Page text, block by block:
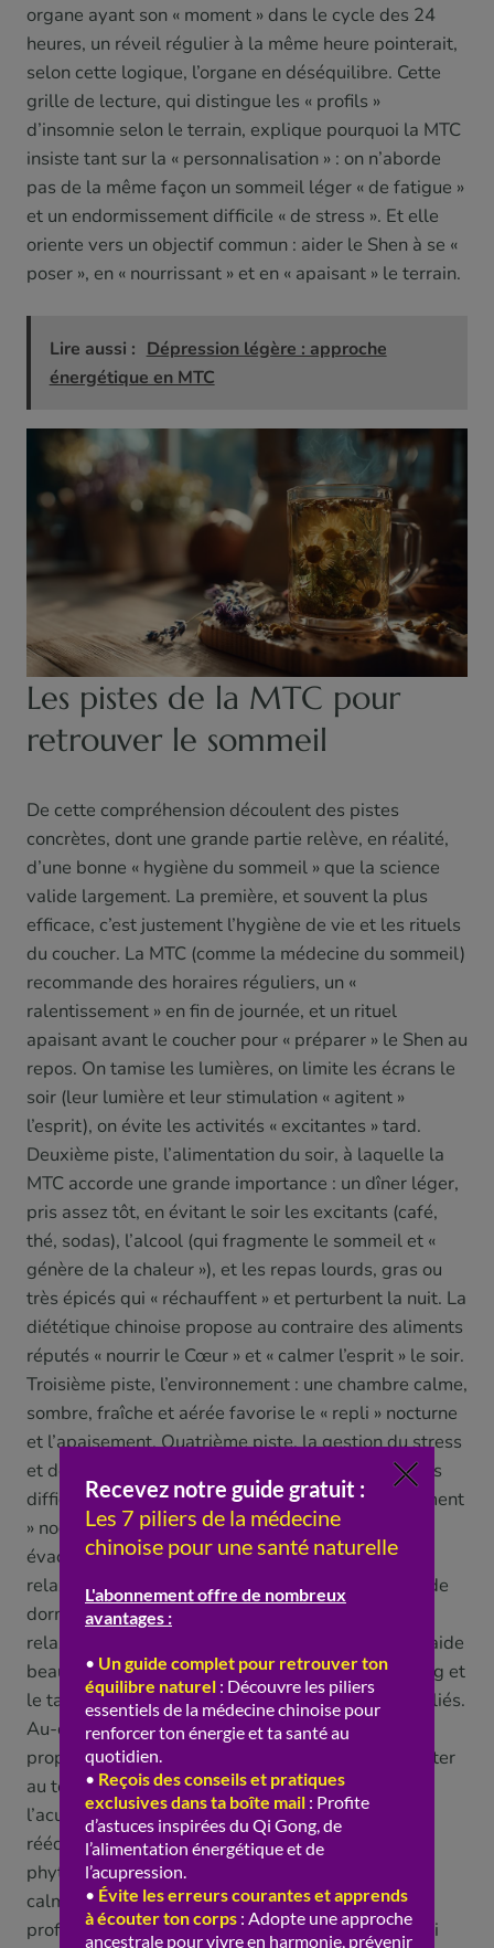
organe ayant son « moment » dans le cycle des 24
heures, un réveil régulier à la même heure pointerait,
selon cette logique, l’organe en déséquilibre. Cette
grille de lecture, qui distingue les « profils »
d’insomnie selon le terrain, explique pourquoi la MTC
insiste tant sur la « personnalisation » : on n’aborde
pas de la même façon un sommeil léger « de fatigue »
et un endormissement difficile « de stress ». Et elle
oriente vers un objectif commun : aider le Shen à se «
poser », en « nourrissant » et en « apaisant » le terrain.
Lire aussi : Dépression légère : approche
énergétique en MTC
Les pistes de la MTC pour
retrouver le sommeil
De cette compréhension découlent des pistes
concrètes, dont une grande partie relève, en réalité,
d’une bonne « hygiène du sommeil » que la science
valide largement. La première, et souvent la plus
efficace, c’est justement l’hygiène de vie et les rituels
du coucher. La MTC (comme la médecine du sommeil)
recommande des horaires réguliers, un «
ralentissement » en fin de journée, et un rituel
apaisant avant le coucher pour « préparer » le Shen au
repos. On tamise les lumières, on limite les écrans le
soir (leur lumière et leur stimulation « agitent »
l’esprit), on évite les activités « excitantes » tard.
Deuxième piste, l’alimentation du soir, à laquelle la
MTC accorde une grande importance : un dîner léger,
pris assez tôt, en évitant le soir les excitants (café,
thé, sodas), l’alcool (qui fragmente le sommeil et «
génère de la chaleur »), et les repas lourds, gras ou
très épicés qui « réchauffent » et perturbent la nuit. La
diététique chinoise propose au contraire des aliments
réputés « nourrir le Cœur » et « calmer l’esprit » le soir.
Troisième piste, l’environnement : une chambre calme,
sombre, fraîche et aérée favorise le « repli » nocturne
et l’apaisement. Quatrième piste, la gestion du stress
et des émotions dans la journée, essentielle car les
difficultés de sommeil sont souvent le « débordement
» nocturne des tensions du jour. Apprendre à «
évacuer » au fil de la journée (activité physique,
relaxation, respiration, « poser » ses soucis avant de
dormir), et pratiquer le soir des exercices de
relaxation, de respiration lente ou de méditation, aide
beaucoup à « faire redescendre » l’esprit. Le qigong et
le tai-chi, doux et apaisants, sont aussi de bons alliés.
Au-delà de ces conseils d’hygiène de vie, la MTC
propose des approches « thérapeutiques » à adapter
au terrain, sous encadrement d’un praticien :
l’acupuncture, traditionnellement proposée pour «
rééquilibrer » et « calmer » le Shen, et la
phytothérapie chinoise, avec des formules «
calmantes » et « nourrissantes » choisies selon le
profil (terrain « de vide » ou « de chaleur »). C’est ici